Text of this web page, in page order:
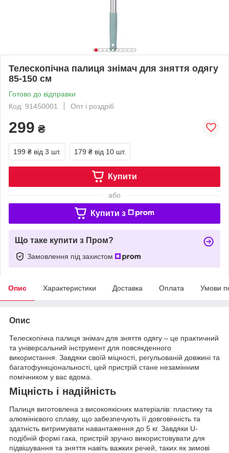
Телескопічна палиця знімач для зняття одягу
85-150 см
Готово до відправки
Код: 91450001
Опт і роздріб
299 ₴
199 ₴ від 3 шт. 179 ₴ від 10 шт.
Купити
або
Купити з
Що таке купити з Пром?
Замовлення під захистом
Опис Характеристики Доставка Оплата Умови
Опис
Телескопічна палиця знімач для зняття одягу – це практичний
та універсальний інструмент для повсякденного
використання. Завдяки своїй міцності, регульованій довжині та
багатофункціональності, цей пристрій стане незамінним
помічником у вас вдома.
Міцність і надійність
Палиця виготовлена з високоякісних матеріалів: пластику та
алюмінієвого сплаву, що забезпечують її довговічність та
здатність витримувати навантаження до 5 кг. Завдяки U-
подібній формі гака, пристрій зручно використовувати для
підвішування та зняття навіть важких речей, таких як зимові